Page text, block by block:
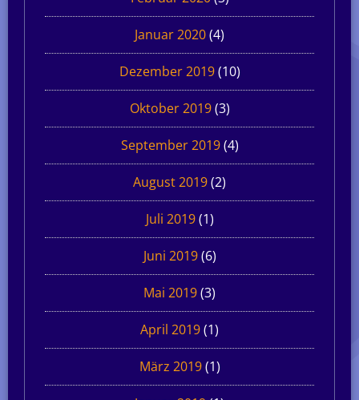
Januar 2020(4)
Dezember 2019(10)
Oktober 2019(3)
September 2019(4)
August 2019(2)
Juli 2019(1)
Juni 2019(6)
Mai 2019(3)
April 2019(1)
März 2019(1)